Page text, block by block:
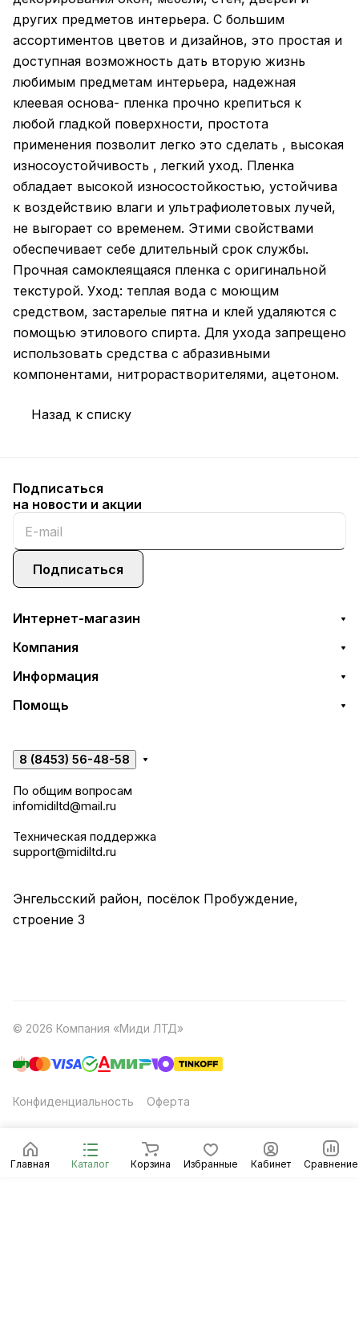
других предметов интерьера. С большим
ассортиментов цветов и дизайнов, это простая и
доступная возможность дать вторую жизнь
любимым предметам интерьера, надежная
клеевая основа- пленка прочно крепиться к
любой гладкой поверхности, простота
применения позволит легко это сделать , высокая
износоустойчивость , легкий уход. Пленка
обладает высокой износостойкостью, устойчива
к воздействию влаги и ультрафиолетовых лучей,
не выгорает со временем. Этими свойствами
обеспечивает себе длительный срок службы.
Прочная самоклеящаяся пленка с оригинальной
текстурой. Уход: теплая вода с моющим
средством, застарелые пятна и клей удаляются с
помощью этилового спирта. Для ухода запрещено
использовать средства с абразивными
компонентами, нитрорастворителями, ацетоном.
Назад к списку
Главная Каталог Корзина Избранные Кабинет Сравнение
Подписаться
на новости и акции
Подписаться
Интернет-магазин
Компания
Информация
Помощь
8 (8453) 56-48-58
По общим вопросам
infomidiltd@mail.ru
Техническая поддержка
support@midiltd.ru
Энгельсский район, посёлок Пробуждение,
строение 3
© 2026 Компания «Миди ЛТД»
Конфиденциальность Оферта